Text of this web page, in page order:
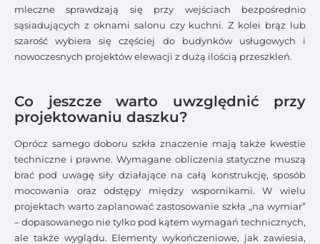
mleczne sprawdzają się przy wejściach bezpośrednio
sąsiadujących z oknami salonu czy kuchni. Z kolei brąz lub
szarość wybiera się częściej do budynków usługowych i
nowoczesnych projektów elewacji z dużą ilością przeszkleń.
Co jeszcze warto uwzględnić przy
projektowaniu daszku?
Oprócz samego doboru szkła znaczenie mają także kwestie
techniczne i prawne. Wymagane obliczenia statyczne muszą
brać pod uwagę siły działające na całą konstrukcję, sposób
mocowania oraz odstępy między wspornikami. W wielu
projektach warto zaplanować zastosowanie szkła „na wymiar”
– dopasowanego nie tylko pod kątem wymagań technicznych,
ale także wyglądu. Elementy wykończeniowe, jak zawiesia,